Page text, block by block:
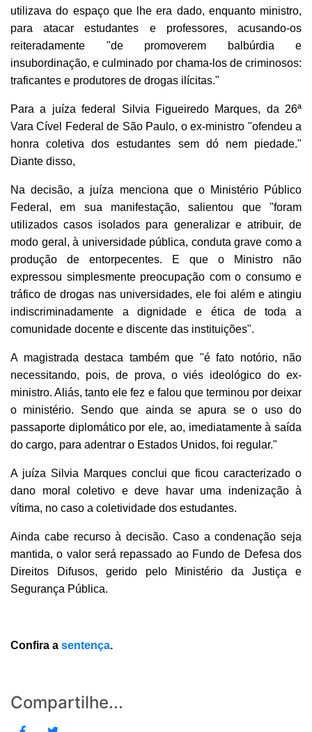
utilizava do espaço que lhe era dado, enquanto ministro,
para atacar estudantes e professores, acusando-os
reiteradamente "de promoverem balbúrdia e
insubordinação, e culminado por chama-los de criminosos:
traficantes e produtores de drogas ilícitas."
Para a juíza federal Silvia Figueiredo Marques, da 26ª
Vara Cível Federal de São Paulo, o ex-ministro "ofendeu a
honra coletiva dos estudantes sem dó nem piedade."
Diante disso,
Na decisão, a juíza menciona que o Ministério Público
Federal, em sua manifestação, salientou que "foram
utilizados casos isolados para generalizar e atribuir, de
modo geral, à universidade pública, conduta grave como a
produção de entorpecentes. E que o Ministro não
expressou simplesmente preocupação com o consumo e
tráfico de drogas nas universidades, ele foi além e atingiu
indiscriminadamente a dignidade e ética de toda a
comunidade docente e discente das instituições".
A magistrada destaca também que "é fato notório, não
necessitando, pois, de prova, o viés ideológico do ex-
ministro. Aliás, tanto ele fez e falou que terminou por deixar
o ministério. Sendo que ainda se apura se o uso do
passaporte diplomático por ele, ao, imediatamente à saída
do cargo, para adentrar o Estados Unidos, foi regular."
A juíza Silvia Marques conclui que ficou caracterizado o
dano moral coletivo e deve havar uma indenização à
vítima, no caso a coletividade dos estudantes.
Ainda cabe recurso à decisão. Caso a condenação seja
mantida, o valor será repassado ao Fundo de Defesa dos
Direitos Difusos, gerido pelo Ministério da Justiça e
Segurança Pública.
Confira a sentença.
Compartilhe...